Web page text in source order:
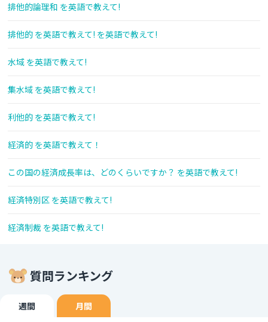
排他的論理和 を英語で教えて!
排他的 を英語で教えて! を英語で教えて!
水域 を英語で教えて!
集水域 を英語で教えて!
利他的 を英語で教えて!
経済的 を英語で教えて！
この国の経済成長率は、どのくらいですか？ を英語で教えて!
経済特別区 を英語で教えて!
経済制裁 を英語で教えて!
質問ランキング
週間 月間